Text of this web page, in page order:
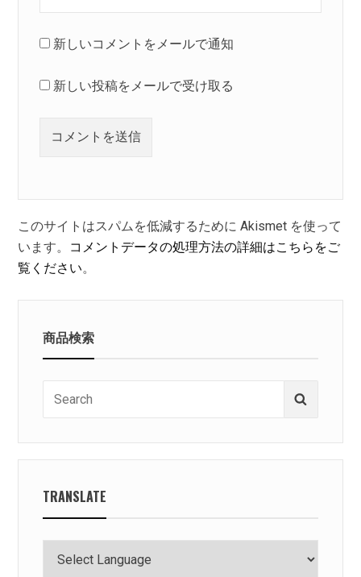
新しいコメントをメールで通知
新しい投稿をメールで受け取る
このサイトはスパムを低減するために Akismet を使って
います。 コメントデータの処理方法の詳細はこちらをご
覧ください。
商品検索
TRANSLATE